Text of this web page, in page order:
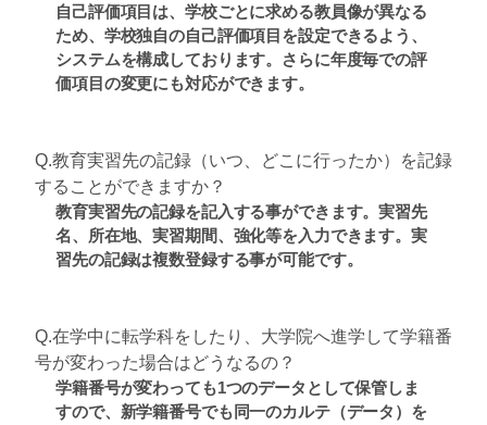
自己評価項目は、学校ごとに求める教員像が異なる
ため、学校独自の自己評価項目を設定できるよう、
システムを構成しております。さらに年度毎での評
価項目の変更にも対応ができます。
Q.教育実習先の記録（いつ、どこに行ったか）を記録
することができますか？
教育実習先の記録を記入する事ができます。実習先
名、所在地、実習期間、強化等を入力できます。実
習先の記録は複数登録する事が可能です。
Q.在学中に転学科をしたり、大学院へ進学して学籍番
号が変わった場合はどうなるの？
学籍番号が変わっても1つのデータとして保管しま
すので、新学籍番号でも同一のカルテ（データ）を